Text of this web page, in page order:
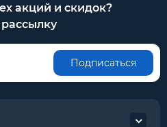
акций и скидок?
Подписаться